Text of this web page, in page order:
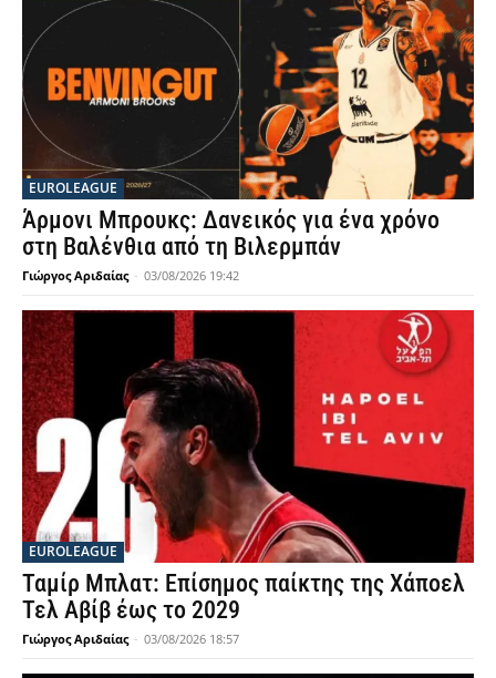
EUROLEAGUE
Άρμονι Μπρουκς: Δανεικός για ένα χρόνο
στη Βαλένθια από τη Βιλερμπάν
Γιώργος Αριδαίας - 03/08/2026 19:42
EUROLEAGUE
Ταμίρ Μπλατ: Επίσημος παίκτης της Χάποελ
Τελ Αβίβ έως το 2029
Γιώργος Αριδαίας - 03/08/2026 18:57